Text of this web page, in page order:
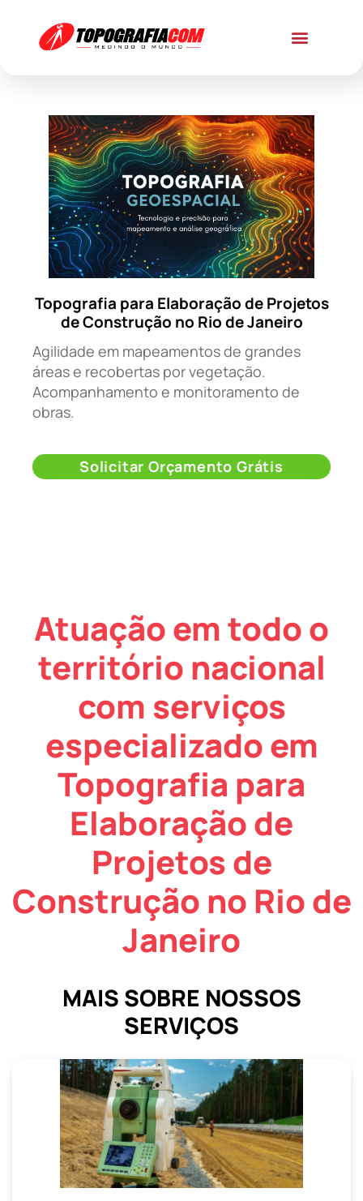
Topografia para Elaboração de Projetos
de Construção no Rio de Janeiro
Agilidade em mapeamentos de grandes
áreas e recobertas por vegetação.
Acompanhamento e monitoramento de
obras.
Solicitar Orçamento Grátis
Atuação em todo o
território nacional
com serviços
especializado em
Topografia para
Elaboração de
Projetos de
Construção no Rio de
Janeiro
MAIS SOBRE NOSSOS
SERVIÇOS